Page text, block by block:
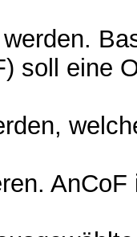
soll eine